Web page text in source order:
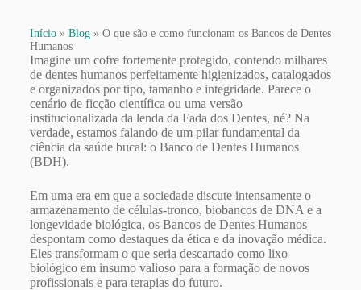
Início» Blog» O que são e como funcionam os Bancos de Dentes
Humanos
Imagine um cofre fortemente protegido, contendo milhares
de dentes humanos perfeitamente higienizados, catalogados
e organizados por tipo, tamanho e integridade. Parece o
cenário de ficção científica ou uma versão
institucionalizada da lenda da Fada dos Dentes, né? Na
verdade, estamos falando de um pilar fundamental da
ciência da saúde bucal: o Banco de Dentes Humanos
(BDH).
Em uma era em que a sociedade discute intensamente o
armazenamento de células-tronco, biobancos de DNA e a
longevidade biológica, os Bancos de Dentes Humanos
despontam como destaques da ética e da inovação médica.
Eles transformam o que seria descartado como lixo
biológico em insumo valioso para a formação de novos
profissionais e para terapias do futuro.